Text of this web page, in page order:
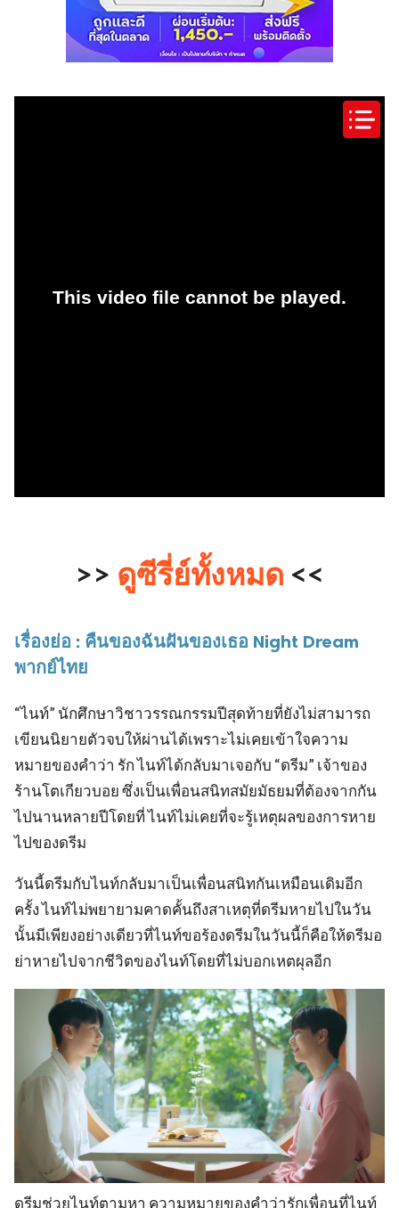
>> ดูซีรี่ย์ทั้งหมด <<
เรื่องย่อ : คืนของฉันฝันของเธอ Night Dream
พากย์ไทย
“ไนท์” นักศึกษาวิชาวรรณกรรมปีสุดท้ายที่ยังไม่สามารถ
เขียนนิยายตัวจบให้ผ่านได้เพราะไม่เคยเข้าใจความ
หมายของคำว่า รัก ไนท์ได้กลับมาเจอกับ “ดรีม” เจ้าของ
ร้านโตเกียวบอย ซึ่งเป็นเพื่อนสนิทสมัยมัธยมที่ต้องจากกัน
ไปนานหลายปีโดยที่ ไนท์ไม่เคยที่จะรู้เหตุผลของการหาย
ไปของดรีม
วันนี้ดรีมกับไนท์กลับมาเป็นเพื่อนสนิทกันเหมือนเดิมอีก
ครั้ง ไนท์ไม่พยายามคาดคั้นถึงสาเหตุที่ดรีมหายไปในวัน
นั้นมีเพียงอย่างเดียวที่ไนท์ขอร้องดรีมในวันนี้ก็คือให้ดรีมอ
ย่าหายไปจากชีวิตของไนท์โดยที่ไม่บอกเหตผุลอีก
ดรีมช่วยไนท์ตามหา ความหมายของคำว่ารักเพื่อนที่ไนท์